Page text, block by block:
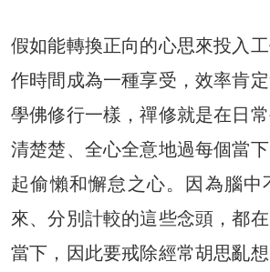
假如能轉換正向的心思來投入
作時間成為一種享受，效率肯
學佛修行一樣，禪修就是在日
清楚楚、全心全意地過每個當
起偷懶和懈怠之心。因為腦中
來、分別計較的這些念頭，都
當下，因此要戒除經常胡思亂